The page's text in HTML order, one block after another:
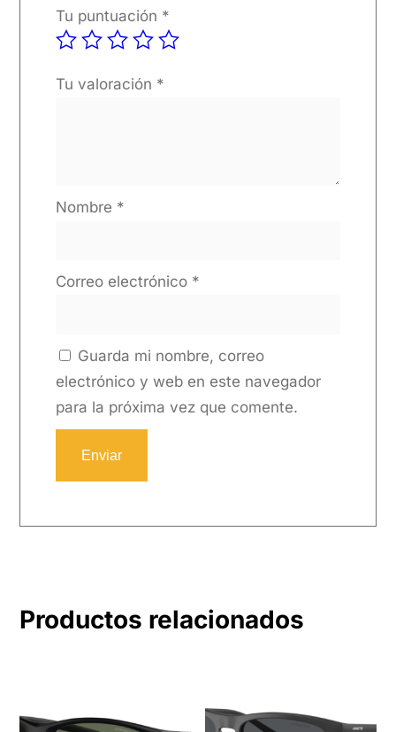
Tu puntuación *
Tu valoración *
Nombre *
Correo electrónico *
Guarda mi nombre, correo
electrónico y web en este navegador
para la próxima vez que comente.
Productos relacionados